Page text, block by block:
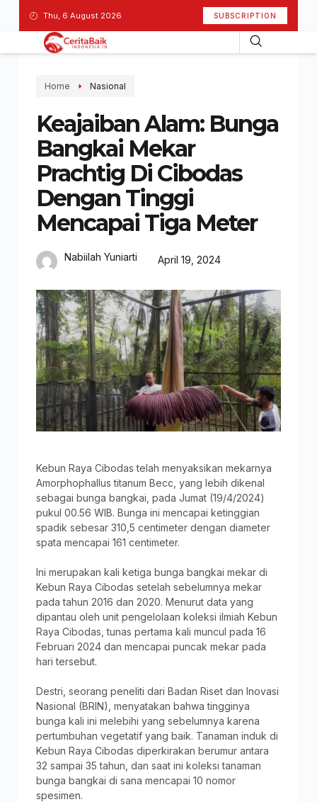
Thu, 6 August 2026 SUBSCRIPTION
Home Nasional
Keajaiban Alam: Bunga
Bangkai Mekar
Prachtig Di Cibodas
Dengan Tinggi
Mencapai Tiga Meter
Nabiilah Yuniarti April 19, 2024
Kebun Raya Cibodas telah menyaksikan mekarnya
Amorphophallus titanum Becc, yang lebih dikenal
sebagai bunga bangkai, pada Jumat (19/4/2024)
pukul 00.56 WIB. Bunga ini mencapai ketinggian
spadik sebesar 310,5 centimeter dengan diameter
spata mencapai 161 centimeter.
Ini merupakan kali ketiga bunga bangkai mekar di
Kebun Raya Cibodas setelah sebelumnya mekar
pada tahun 2016 dan 2020. Menurut data yang
dipantau oleh unit pengelolaan koleksi ilmiah Kebun
Raya Cibodas, tunas pertama kali muncul pada 16
Februari 2024 dan mencapai puncak mekar pada
hari tersebut.
Destri, seorang peneliti dari Badan Riset dan Inovasi
Nasional (BRIN), menyatakan bahwa tingginya
bunga kali ini melebihi yang sebelumnya karena
pertumbuhan vegetatif yang baik. Tanaman induk di
Kebun Raya Cibodas diperkirakan berumur antara
32 sampai 35 tahun, dan saat ini koleksi tanaman
bunga bangkai di sana mencapai 10 nomor
spesimen.